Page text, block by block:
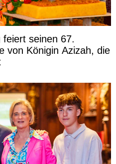
seinen 67.
von Königin Azizah, die